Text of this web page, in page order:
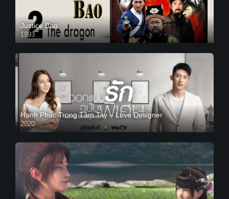
Justice Bao
1993
Hạnh Phúc Trong Tầm Tay – Love Designer
2020